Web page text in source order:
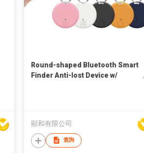
Round-shaped Bluetooth Smart
Finder Anti-lost Device w/
顯和有限公司
查詢